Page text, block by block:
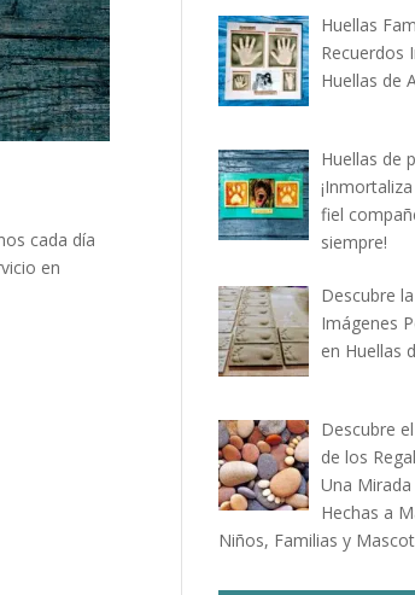
cada día
en
Huellas
Recuerdos
Huellas de
Huellas de
fiel
siempre!
Descubre
Imágenes
en Huellas
Descubre
de los
Una
Hechas a
Niños, Familias y